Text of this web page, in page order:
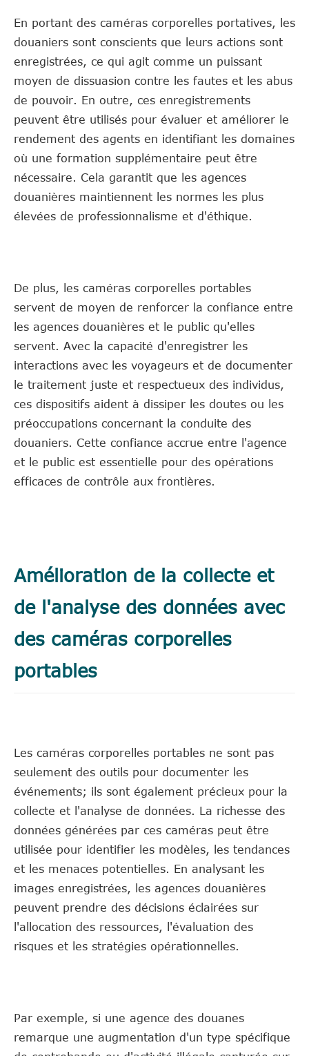
En portant des caméras corporelles portatives, les
douaniers sont conscients que leurs actions sont
enregistrées, ce qui agit comme un puissant
moyen de dissuasion contre les fautes et les abus
de pouvoir. En outre, ces enregistrements
peuvent être utilisés pour évaluer et améliorer le
rendement des agents en identifiant les domaines
où une formation supplémentaire peut être
nécessaire. Cela garantit que les agences
douanières maintiennent les normes les plus
élevées de professionnalisme et d'éthique.
De plus, les caméras corporelles portables
servent de moyen de renforcer la confiance entre
les agences douanières et le public qu'elles
servent. Avec la capacité d'enregistrer les
interactions avec les voyageurs et de documenter
le traitement juste et respectueux des individus,
ces dispositifs aident à dissiper les doutes ou les
préoccupations concernant la conduite des
douaniers. Cette confiance accrue entre l'agence
et le public est essentielle pour des opérations
efficaces de contrôle aux frontières.
Amélioration de la collecte et
de l'analyse des données avec
des caméras corporelles
portables
Les caméras corporelles portables ne sont pas
seulement des outils pour documenter les
événements; ils sont également précieux pour la
collecte et l'analyse de données. La richesse des
données générées par ces caméras peut être
utilisée pour identifier les modèles, les tendances
et les menaces potentielles. En analysant les
images enregistrées, les agences douanières
peuvent prendre des décisions éclairées sur
l'allocation des ressources, l'évaluation des
risques et les stratégies opérationnelles.
Par exemple, si une agence des douanes
remarque une augmentation d'un type spécifique